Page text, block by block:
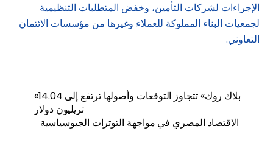
الإجراءات لشركات التأمين، وخفض المتطلبات التنظيمية
لجمعيات البناء المملوكة للعملاء وغيرها من مؤسسات الائتمان
التعاوني.
«بلاك روك» تتجاوز التوقعات وأصولها ترتفع إلى 14.04
تريليون دولار
الاقتصاد المصري في مواجهة التوترات الجيوسياسية